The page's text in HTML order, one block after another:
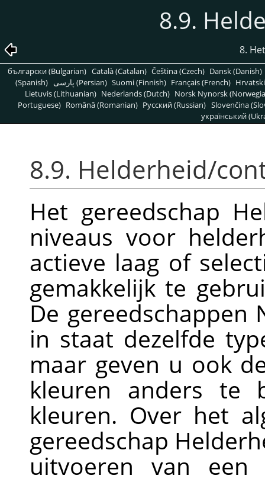
8.9.
8.
български (Bulgarian) Català (Catalan) Čeština (Czech) Dansk (Danish)
(Spanish)
پارسی (Persian) Suomi (Finnish) Français (French)
Lietuvis (Lithuanian) Nederlands (Dutch) Norsk Nynorsk
Portuguese) Română (Romanian) Pусский (Russian) Slovenčina
український
8.9. Helderheid/
Het gereedschap
niveaus voor
actieve laag of
gemakkelijk te
De gereedschappen
in staat dezelfde
maar geven u ook
kleuren anders te
kleuren. Over het
gereedschap
uitvoeren van een